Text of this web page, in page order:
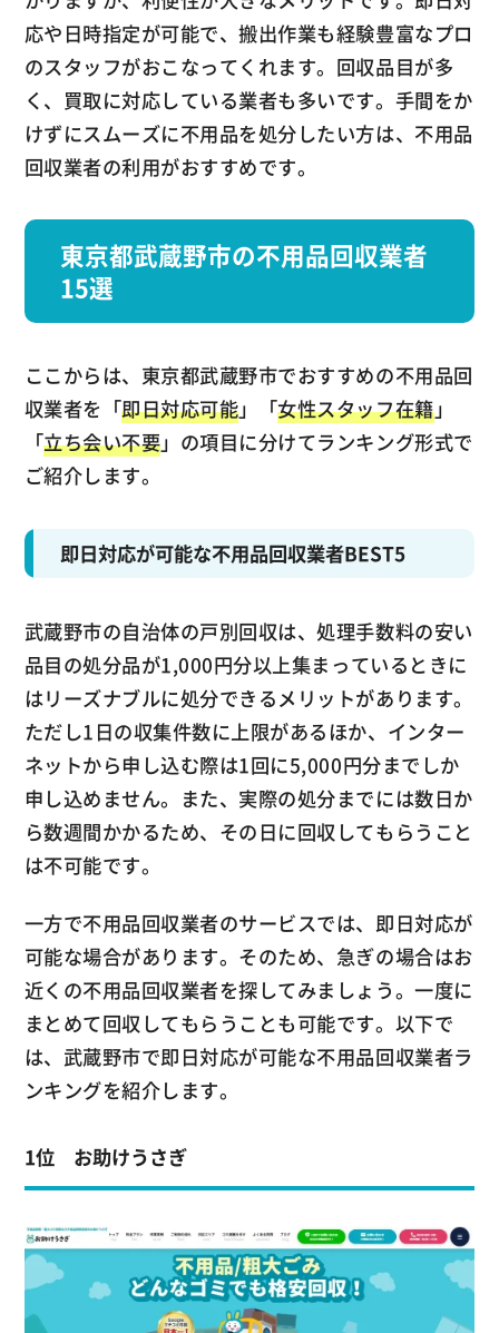
応や日時指定が可能で、搬出作業も経験豊富なプロ
のスタッフがおこなってくれます。回収品目が多
く、買取に対応している業者も多いです。手間をか
けずにスムーズに不用品を処分したい方は、不用品
回収業者の利用がおすすめです。
東京都武蔵野市の不用品回収業者
15選
ここからは、東京都武蔵野市でおすすめの不用品回
収業者を「即日対応可能」「女性スタッフ在籍」
「立ち会い不要」の項目に分けてランキング形式で
ご紹介します。
即日対応が可能な不用品回収業者BEST5
武蔵野市の自治体の戸別回収は、処理手数料の安い
品目の処分品が1,000円分以上集まっているときに
はリーズナブルに処分できるメリットがあります。
ただし1日の収集件数に上限があるほか、インター
ネットから申し込む際は1回に5,000円分までしか
申し込めません。また、実際の処分までには数日か
ら数週間かかるため、その日に回収してもらうこと
は不可能です。
一方で不用品回収業者のサービスでは、即日対応が
可能な場合があります。そのため、急ぎの場合はお
近くの不用品回収業者を探してみましょう。一度に
まとめて回収してもらうことも可能です。以下で
は、武蔵野市で即日対応が可能な不用品回収業者ラ
ンキングを紹介します。
1位 お助けうさぎ